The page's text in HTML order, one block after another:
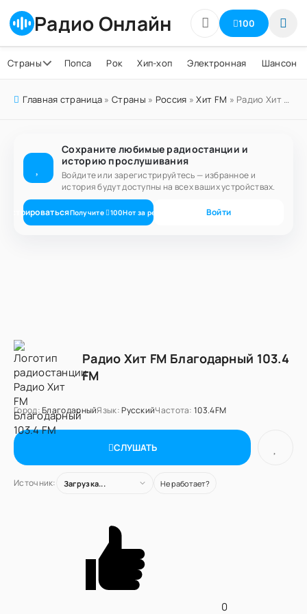
Радио Онлайн 100
Страны Попса Рок Хип-хоп Электронная Шансон
Главная страница »Страны » Россия »Хит FM » Радио Хит FM Благодарный 103.4 FM
Сохраните любимые радиостанции и
историю прослушивания
Войдите или зарегистрируйтесь — избранное и
история будут доступны на всех ваших устройствах.
Получите 100Нот за регистрацию Войти
Радио Хит FM Благодарный 103.4
FM
Город:БлагодарныйЯзык:РусскийЧастота: 103.4FM
СЛУШАТЬ
Источник: Загрузка... Не работает?
0